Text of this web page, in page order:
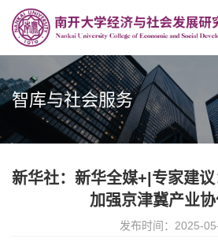
智库与社会服务
新华社：新华全媒+|专家建
加强京津冀产业
发布时间：2025-